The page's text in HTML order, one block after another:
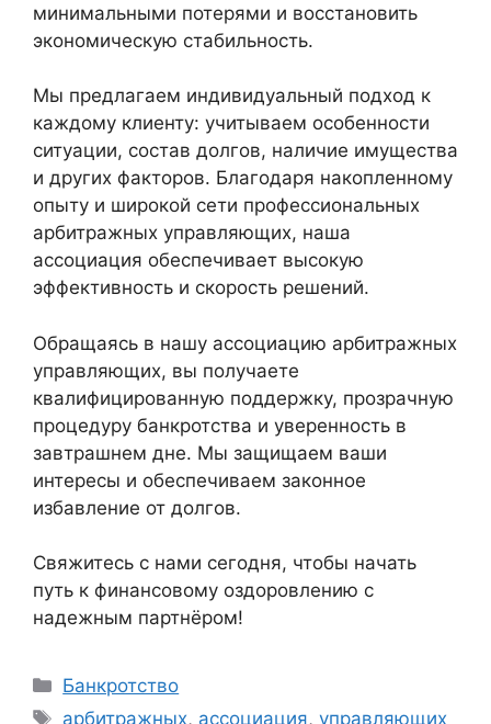
минимальными потерями и восстановить
экономическую стабильность.
Мы предлагаем индивидуальный подход к
каждому клиенту: учитываем особенности
ситуации, состав долгов, наличие имущества
и других факторов. Благодаря накопленному
опыту и широкой сети профессиональных
арбитражных управляющих, наша
ассоциация обеспечивает высокую
эффективность и скорость решений.
Обращаясь в нашу ассоциацию арбитражных
управляющих, вы получаете
квалифицированную поддержку, прозрачную
процедуру банкротства и уверенность в
завтрашнем дне. Мы защищаем ваши
интересы и обеспечиваем законное
избавление от долгов.
Свяжитесь с нами сегодня, чтобы начать
путь к финансовому оздоровлению с
надежным партнёром!
Рубрики
Банкротство
Метки
арбитражных, ассоциация,управляющих